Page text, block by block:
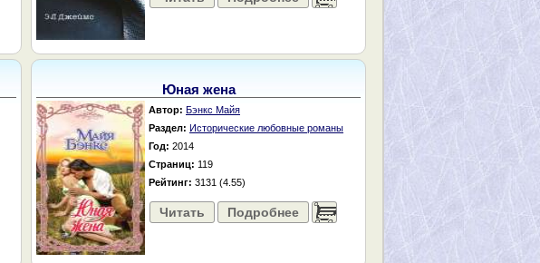
Юная жена
Автор: Бэнкс Майя
Раздел: Исторические любовные романы
Год: 2014
Страниц: 119
Рейтинг: 3131 (4.55)
Читать Подробнее ......